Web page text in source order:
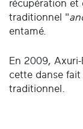
récupération et
traditionnel "
entamé.
En 2009,
cette danse
traditionnel.